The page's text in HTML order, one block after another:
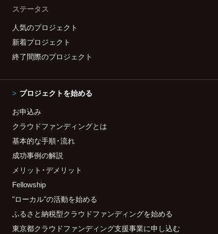
ステータス
人気のプロジェクト
新着プロジェクト
終了間際のプロジェクト
プロジェクトを始める
お申込み
クラウドファンディングとは
基本的な手順・流れ
成功事例の解説
メリット・デメリット
Fellowship
"ローカル"の活動を始める
ふるさと納税型クラウドファンディングを始める
東京都クラウドファンディング支援事業に申し込む